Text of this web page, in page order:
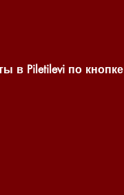
в Piletilevi по кнопке